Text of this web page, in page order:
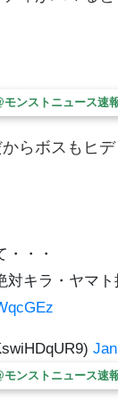
ンストニュース速
らボスもヒデ
・・
対キラ・ヤマ
ンストニュース速